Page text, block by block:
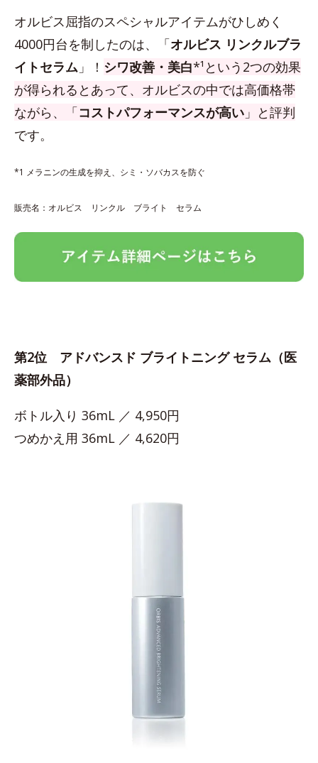
オルビス屈指のスペシャルアイテムがひしめく
4000円台を制したのは、「オルビス リンクルブラ
イトセラム 」！ シワ改善・美白*¹という2つの効果
が得られるとあって、オルビスの中では高価格帯
ながら、「コストパフォーマンスが高い 」と評判
です。
*1 メラニンの生成を抑え、シミ・ソバカスを防ぐ
販売名：オルビス リンクル ブライト セラム
第2位 アドバンスド ブライトニング セラム（医
薬部外品）
ボトル入り 36mL ／ 4,950円
つめかえ用 36mL ／ 4,620円